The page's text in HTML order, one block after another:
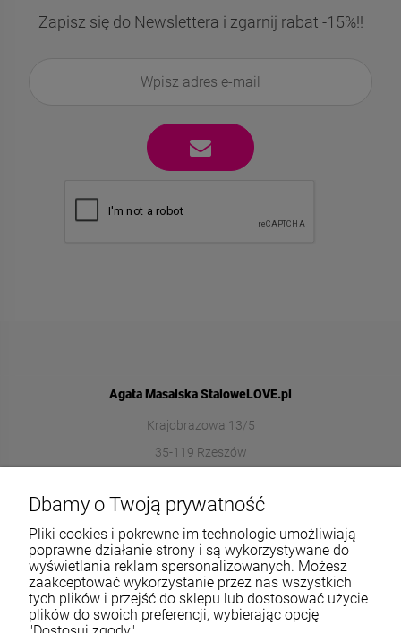
Zapisz się do Newslettera i zgarnij rabat -15%!!
Agata Masalska StaloweLOVE.pl
Krajobrazowa 13/5
35-119 Rzeszów
572989669
Informacje
O nas
Dbamy o Twoją prywatność
Pliki cookies i pokrewne im technologie umożliwiają
poprawne działanie strony i są wykorzystywane do
wyświetlania reklam spersonalizowanych. Możesz
zaakceptować wykorzystanie przez nas wszystkich
tych plików i przejść do sklepu lub dostosować użycie
plików do swoich preferencji, wybierając opcję